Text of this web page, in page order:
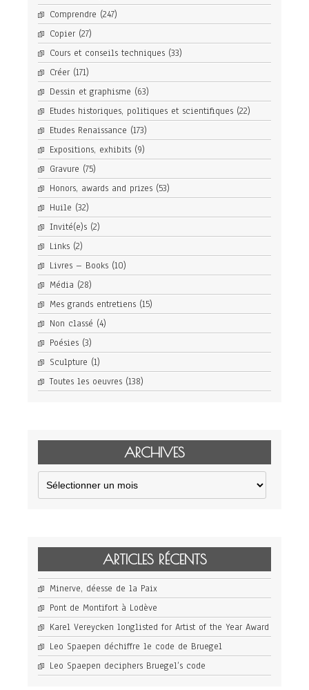
Comprendre (247)
Copier (27)
Cours et conseils techniques (33)
Créer (171)
Dessin et graphisme (63)
Etudes historiques, politiques et scientifiques (22)
Etudes Renaissance (173)
Expositions, exhibits (9)
Gravure (75)
Honors, awards and prizes (53)
Huile (32)
Invité(e)s (2)
Links (2)
Livres – Books (10)
Média (28)
Mes grands entretiens (15)
Non classé (4)
Poésies (3)
Sculpture (1)
Toutes les oeuvres (138)
ARCHIVES
Archives
ARTICLES RÉCENTS
Minerve, déesse de la Paix
Pont de Montifort à Lodève
Karel Vereycken longlisted for Artist of the Year Award
Leo Spaepen déchiffre le code de Bruegel
Leo Spaepen deciphers Bruegel’s code